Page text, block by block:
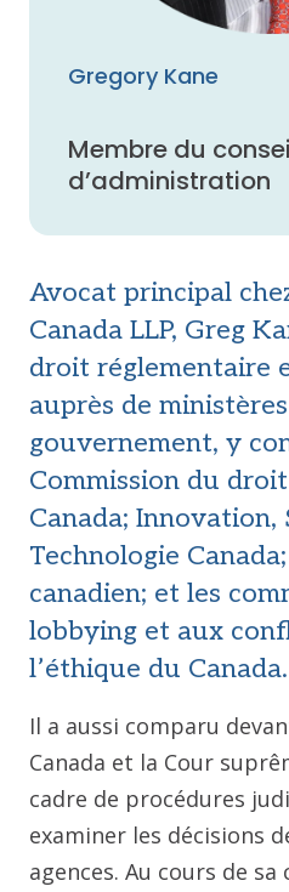
Gregory Kane
Membre du
d’administration
Avocat principal
Canada LLP, Greg
droit réglementaire
auprès de
gouvernement, y
Commission du
Canada; Innovation,
Technologie
canadien; et les
lobbying et aux
l’éthique du Canada.
Il a aussi comparu
Canada et la Cour
cadre de procédures
examiner les décisions
agences. Au cours de